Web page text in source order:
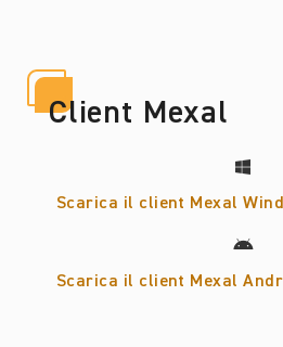
Client Mexal
Scarica il client Mexal
Scarica il client Mexal